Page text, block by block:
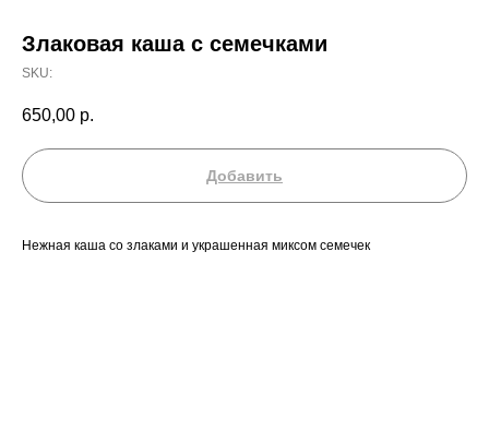
Злаковая каша с семечками
SKU:
650,00 р.
Добавить
Нежная каша со злаками и украшенная миксом семечек